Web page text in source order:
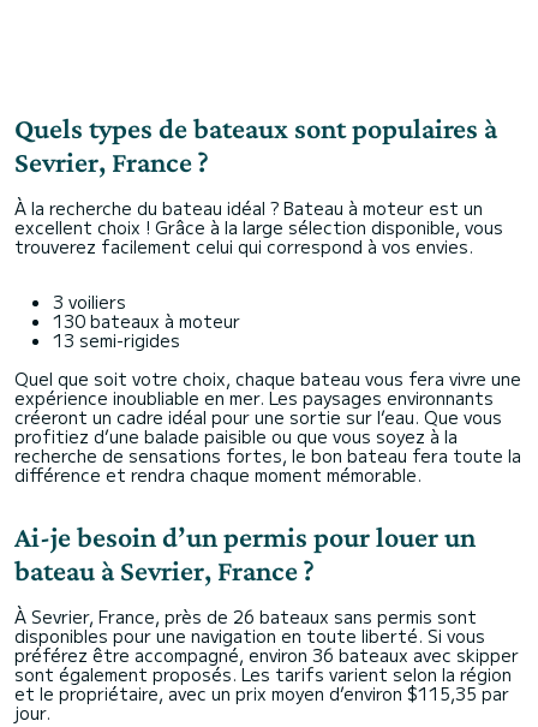
Quels types de bateaux sont populaires à
Sevrier, France ?
À la recherche du bateau idéal ? Bateau à moteur est un
excellent choix ! Grâce à la large sélection disponible, vous
trouverez facilement celui qui correspond à vos envies.
3 voiliers
130 bateaux à moteur
13 semi-rigides
Quel que soit votre choix, chaque bateau vous fera vivre une
expérience inoubliable en mer. Les paysages environnants
créeront un cadre idéal pour une sortie sur l’eau. Que vous
profitiez d’une balade paisible ou que vous soyez à la
recherche de sensations fortes, le bon bateau fera toute la
différence et rendra chaque moment mémorable.
Ai-je besoin d’un permis pour louer un
bateau à Sevrier, France ?
À Sevrier, France, près de 26 bateaux sans permis sont
disponibles pour une navigation en toute liberté. Si vous
préférez être accompagné, environ 36 bateaux avec skipper
sont également proposés. Les tarifs varient selon la région
et le propriétaire, avec un prix moyen d’environ $115,35 par
jour.